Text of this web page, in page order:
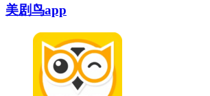
美剧鸟app